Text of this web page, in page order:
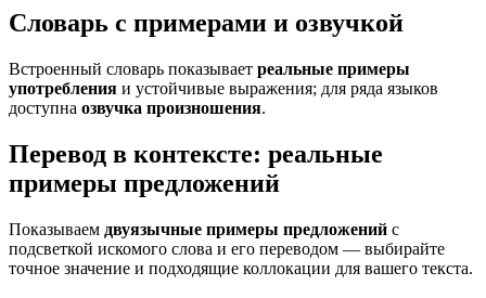
Словарь с примерами и озвучкой
Встроенный словарь показывает реальные примеры
употребления и устойчивые выражения; для ряда языков
доступна озвучка произношения.
Перевод в контексте: реальные
примеры предложений
Показываем двуязычные примеры предложений с
подсветкой искомого слова и его переводом — выбирайте
точное значение и подходящие коллокации для вашего текста.